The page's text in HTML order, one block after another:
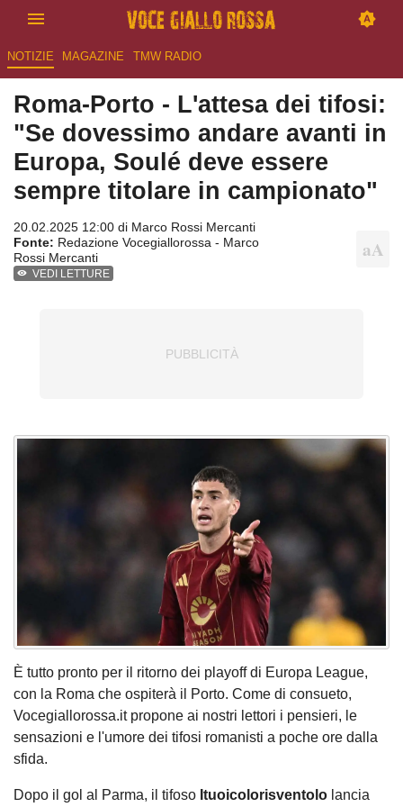
NOTIZIE MAGAZINE TMW RADIO
Roma-Porto - L'attesa dei tifosi:
"Se dovessimo andare avanti in
Europa, Soulé deve essere
sempre titolare in campionato"
20.02.2025 12:00 di Marco Rossi Mercanti
Fonte: Redazione Vocegiallorossa - Marco
Rossi Mercanti
VEDI LETTURE
È tutto pronto per il ritorno dei playoff di Europa League,
con la Roma che ospiterà il Porto. Come di consueto,
Vocegiallorossa.it propone ai nostri lettori i pensieri, le
sensazioni e l'umore dei tifosi romanisti a poche ore dalla
sfida.
Dopo il gol al Parma, il tifoso Ituoicolorisventolo lancia